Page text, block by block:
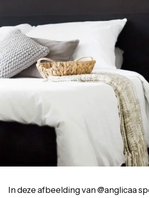
In deze afbeelding van @anglicaa